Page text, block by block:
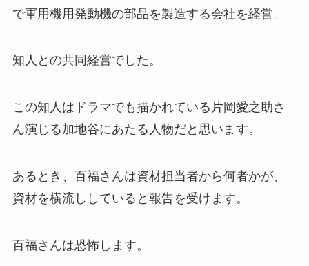
で軍用機用発動機の部品を製造する会社を経営。
知人との共同経営でした。
この知人はドラマでも描かれている片岡愛之助さ
ん演じる加地谷にあたる人物だと思います。
あるとき、百福さんは資材担当者から何者かが、
資材を横流ししていると報告を受けます。
百福さんは恐怖します。